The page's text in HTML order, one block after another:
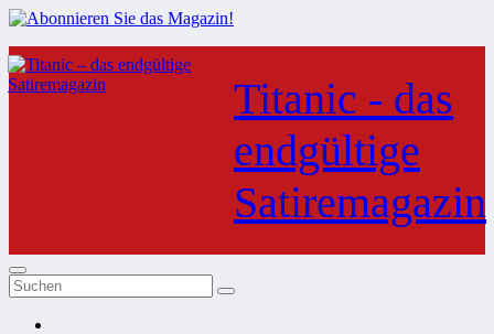
Zum
Inhalt
springen
Titanic - das
endgültige
Satiremagazin